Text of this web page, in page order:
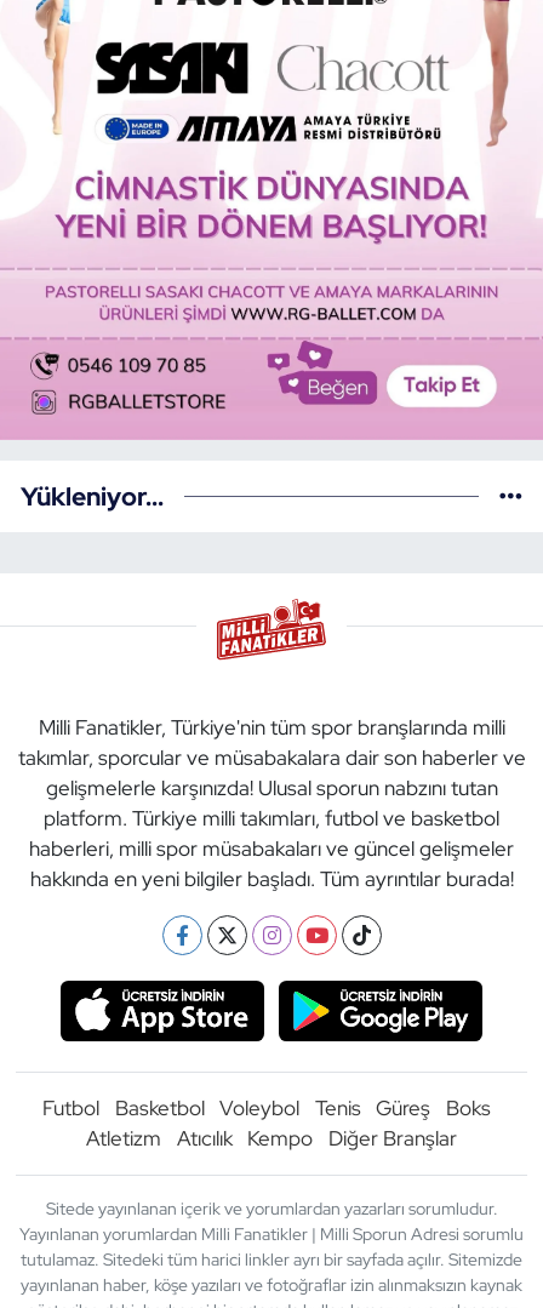
Yükleniyor...
Milli Fanatikler, Türkiye'nin tüm spor branşlarında milli
takımlar, sporcular ve müsabakalara dair son haberler ve
gelişmelerle karşınızda! Ulusal sporun nabzını tutan
platform. Türkiye milli takımları, futbol ve basketbol
haberleri, milli spor müsabakaları ve güncel gelişmeler
hakkında en yeni bilgiler başladı. Tüm ayrıntılar burada!
Futbol Basketbol Voleybol Tenis Güreş
Boks
Atletizm
Atıcılık Kempo Diğer Branşlar
Sitede yayınlanan içerik ve yorumlardan yazarları sorumludur.
Yayınlanan yorumlardan Milli Fanatikler | Milli Sporun Adresi sorumlu
tutulamaz. Sitedeki tüm harici linkler ayrı bir sayfada açılır. Sitemizde
yayınlanan haber, köşe yazıları ve fotoğraflar izin alınmaksızın kaynak